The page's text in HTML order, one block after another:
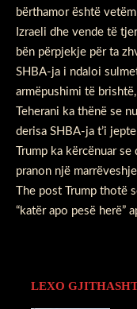
bërthamor është
Izraeli dhe vende të
bën përpjekje për ta
SHBA-ja i ndaloi
armëpushimi të
Teherani ka thënë se
derisa SHBA-ja t’i
Trump ka kërcënuar
pranon një
The post
Trump thotë
“katër apo pesë herë”
LEXO